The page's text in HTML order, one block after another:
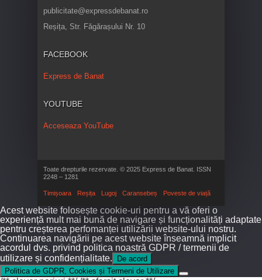
publicitate@expressdebanat.ro
Reșița, Str. Făgărașului Nr. 10
FACEBOOK
Express de Banat
YOUTUBE
Acceseaza YouTube
Toate drepturile rezervate. © 2025 Express de Banat. ISSN
2248 – 1281
Timișoara Reșița Lugoj Caransebeș Poveste de viață
Acest website folosește cookie-uri pentru a vă oferi o
experiență mult mai bună de navigare și funcționalități adaptate
pentru creșterea perfomanței utilizării website-ului nostru.
Continuarea navigării pe acest website înseamnă implicit
acordul dvs. privind politica noastră GDPR / termenii de
utilizare și confidențialitate.
De acord
Politica de GDPR, Cookies și Termeni de Utilizare